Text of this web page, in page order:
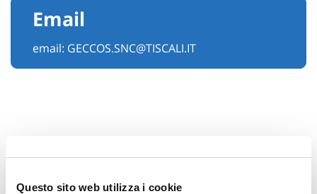
Questo sito web utilizza i cookie
Email
email: GECCOS.SNC@TISCALI.IT